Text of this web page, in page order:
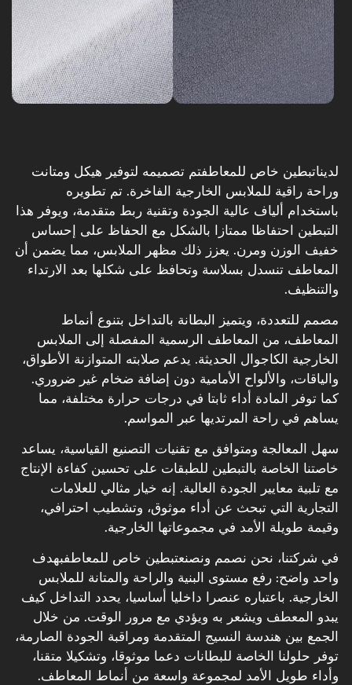
لديناتبطين خاص للمعاطفتم تصميمه لتوفير هيكل ومتانت
وراحة راقية للملابس الخارجية الفاخرة. تم تطويره
باستخدام ألياف عالية الجودة وتقنية ربط متقدمة، ويوفر هذا
التبطين احتفاظا ممتازا بالشكل مع الحفاظ على إحساس
خفيف الوزن ومرن. يعزز ذلك مظهر الملابس، مما يضمن أن
المعاطف تنسدل بسلاسة وتحافظ على شكلها بعد الارتداء
والتنظيف.
مصمم للتعددة، ويتميز البطانة بالتداخل بتنوع أنماط
المعاطف، من المعاطف الرسمية المفصلة إلى الملابس
الخارجية الكاجوال الحديثة. يدعم صلابته المتوازنة الأطواق،
والياقات، والألواح الأمامية دون إضافة ضخام غير ضروري.
كما توفر المادة أداء ثابتا في درجات حرارة مختلفة، مما
يساهم في راحة المرتديها عبر المواسم.
سهل المعالجة ومتوافق مع تقنيات التصنيع القياسية، يساعد
خاصتنا الخاصة بالتبطين للطبقات على تحسين كفاءة الإنتاج
مع تلبية معايير الجودة العالية. إنه خيار مثالي للعلامات
التجارية التي تبحث عن أداء موثوق، وتشطيب احترافي،
وقيمة طويلة الأمد في مجموعاتها الخارجية.
في شركتنا، نحن نصمم ونصنعتبطين خاص للمعاطفبهدف
واحد واضح: رفع مستوى البنية والراحة والمتانة للملابس
الخارجية. باعتباره عنصرا داخليا أساسيا، يحدد التداخل كيف
يبدو المعطف ويشعر به ويؤدي مع مرور الوقت. من خلال
الجمع بين هندسة النسيج المتقدمة ومراقبة الجودة الصارمة،
توفر حلولنا الخاصة للبطانات دعما موثوقا، وتشكيلا متقنا،
وأداء طويل الأمد لمجموعة واسعة من أنماط المعاطف.